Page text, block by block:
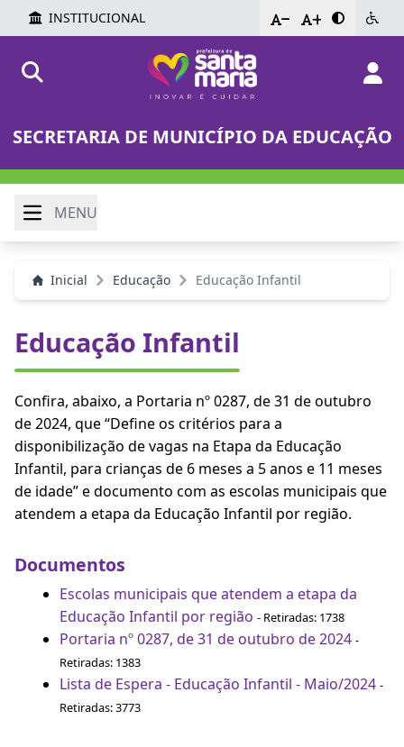
INSTITUCIONAL - +
SECRETARIA DE MUNICÍPIO DA EDUCAÇÃO
MENU
Inicial Educação Educação Infantil
Educação Infantil
Confira, abaixo, a Portaria nº 0287, de 31 de outubro
de 2024, que “Define os critérios para a
disponibilização de vagas na Etapa da Educação
Infantil, para crianças de 6 meses a 5 anos e 11 meses
de idade” e documento com as escolas municipais que
atendem a etapa da Educação Infantil por região.
Documentos
Escolas municipais que atendem a etapa da
Educação Infantil por região - Retiradas: 1738
Portaria nº 0287, de 31 de outubro de 2024 -
Retiradas: 1383
Lista de Espera - Educação Infantil - Maio/2024 -
Retiradas: 3773